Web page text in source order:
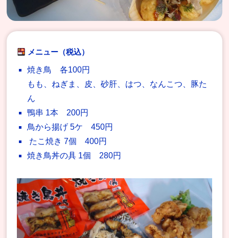
メニュー（税込）
焼き鳥 各100円
もも、ねぎま、皮、砂肝、はつ、なんこつ、豚た
ん
鴨串 1本 200円
鳥から揚げ 5ケ 450円
たこ焼き 7個 400円
焼き鳥丼の具 1個 280円